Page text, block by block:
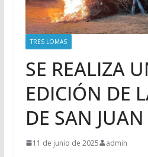
TRES LOMAS
SE REALIZA
EDICIÓN DE
DE SAN JUAN
11 de junio de 2025 admin